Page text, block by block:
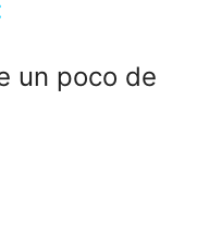
un poco de